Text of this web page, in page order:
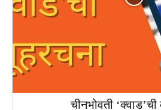
चीनभोवती ‘क्वाड’ची